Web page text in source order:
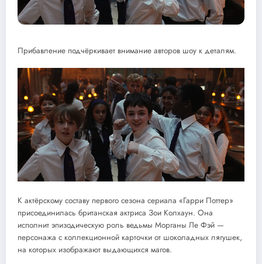
Прибавление подчёркивает внимание авторов шоу к деталям.
К актёрскому составу первого сезона сериала «Гарри Поттер»
присоединилась британская актриса Зои Колхаун. Она
исполнит эпизодическую роль ведьмы Морганы Ле Фэй —
персонажа с коллекционной карточки от шоколадных лягушек,
на которых изображают выдающихся магов.